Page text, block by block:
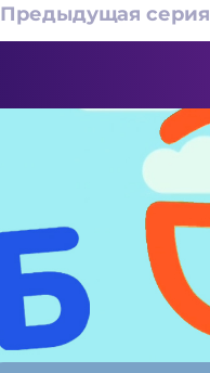
Предыдущая серия